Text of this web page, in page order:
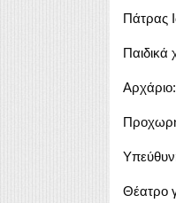
Πάτρας
Παιδικά
Θέατρο